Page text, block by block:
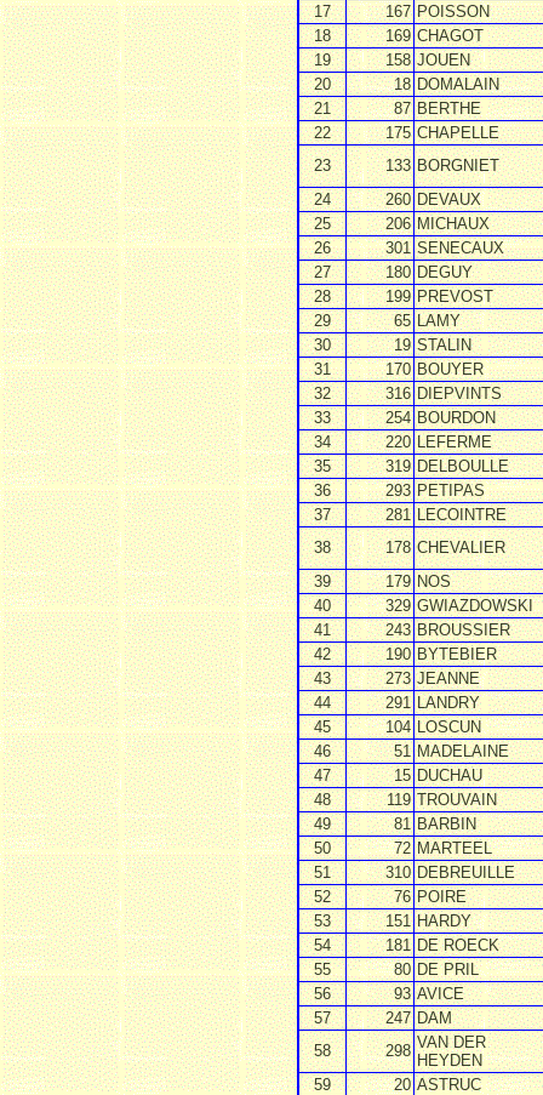
17
167 POISSON
18
169 CHAGOT
19
158 JOUEN
20
18 DOMALAIN
21
87 BERTHE
22
175 CHAPELLE
23
133 BORGNIET
24
260 DEVAUX
25
206 MICHAUX
26
301 SENECAUX
27
180 DEGUY
28
199 PREVOST
29
65 LAMY
30
19 STALIN
31
170 BOUYER
32
316 DIEPVINTS
33
254 BOURDON
34
220 LEFERME
35
319 DELBOULLE
36
293 PETIPAS
37
281 LECOINTRE
38
178 CHEVALIER
39
179 NOS
40
329 GWIAZDOWSKI
41
243 BROUSSIER
42
190 BYTEBIER
43
273 JEANNE
44
291 LANDRY
45
104 LOSCUN
46
51 MADELAINE
47
15 DUCHAU
48
119 TROUVAIN
49
81 BARBIN
50
72 MARTEEL
51
310 DEBREUILLE
52
76 POIRE
53
151 HARDY
54
181 DE ROECK
55
80 DE PRIL
56
93 AVICE
57
247 DAM
58
298 VAN DER
HEYDEN
59
20 ASTRUC